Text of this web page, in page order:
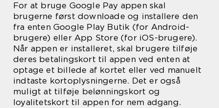
For at bruge Google Pay appen skal
brugerne først downloade og installere den
fra enten Google Play Butik (for Android-
brugere) eller App Store (for iOS-brugere).
Når appen er installeret, skal brugere tilføje
deres betalingskort til appen ved enten at
optage et billede af kortet eller ved manuelt
indtaste kortoplysningerne. Det er også
muligt at tilføje belønningskort og
loyalitetskort til appen for nem adgang.